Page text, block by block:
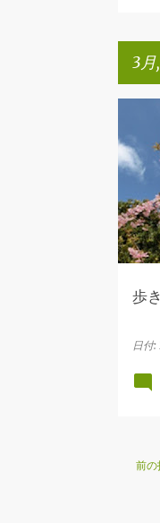
3
稿
歩
日付:
ウ
前の